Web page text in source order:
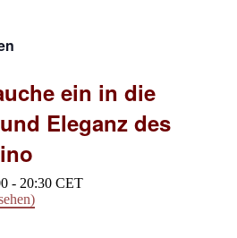
ein in die
Eleganz des
- 20:30 CET